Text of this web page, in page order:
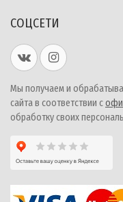
СОЦСЕТИ
Мы получаем и
сайта в соответствии с
обработку своих